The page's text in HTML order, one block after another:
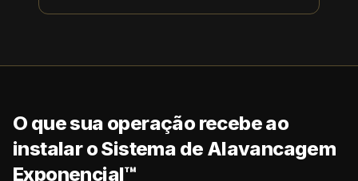
O que sua operação recebe ao
instalar o Sistema de Alavancagem
Exponencial™